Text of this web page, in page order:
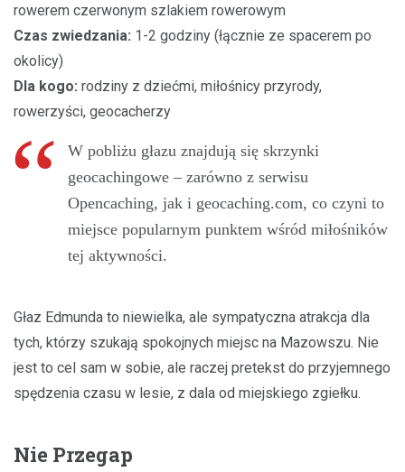
rowerem czerwonym szlakiem rowerowym
Czas zwiedzania: 1-2 godziny (łącznie ze spacerem po
okolicy)
Dla kogo: rodziny z dziećmi, miłośnicy przyrody,
rowerzyści, geocacherzy
W pobliżu głazu znajdują się skrzynki
geocachingowe – zarówno z serwisu
Opencaching, jak i geocaching.com, co czyni to
miejsce popularnym punktem wśród miłośników
tej aktywności.
Głaz Edmunda to niewielka, ale sympatyczna atrakcja dla
tych, którzy szukają spokojnych miejsc na Mazowszu. Nie
jest to cel sam w sobie, ale raczej pretekst do przyjemnego
spędzenia czasu w lesie, z dala od miejskiego zgiełku.
Nie Przegap